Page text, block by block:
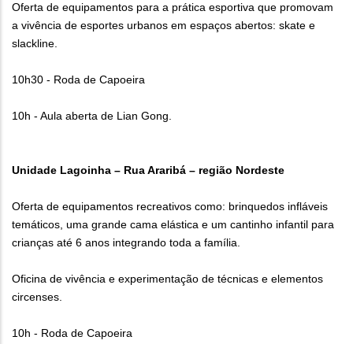
Oferta de equipamentos para a prática esportiva que promovam
a vivência de esportes urbanos em espaços abertos: skate e
slackline.
10h30 - Roda de Capoeira
10h - Aula aberta de Lian Gong.
Unidade Lagoinha – Rua Araribá – região Nordeste
Oferta de equipamentos recreativos como: brinquedos infláveis
temáticos, uma grande cama elástica e um cantinho infantil para
crianças até 6 anos integrando toda a família.
Oficina de vivência e experimentação de técnicas e elementos
circenses.
10h - Roda de Capoeira